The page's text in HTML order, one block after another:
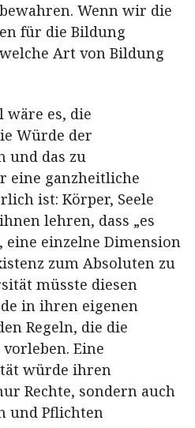
Wenn wir die
für die Bildung
Art von Bildung
wäre es, die
Würde der
und das zu
eine ganzheitliche
ist: Körper, Seele
lehren, dass „es
einzelne Dimension
zum Absoluten zu
müsste diesen
in ihren eigenen
Regeln, die die
Eine
würde ihren
Rechte, sondern auch
und Pflichten